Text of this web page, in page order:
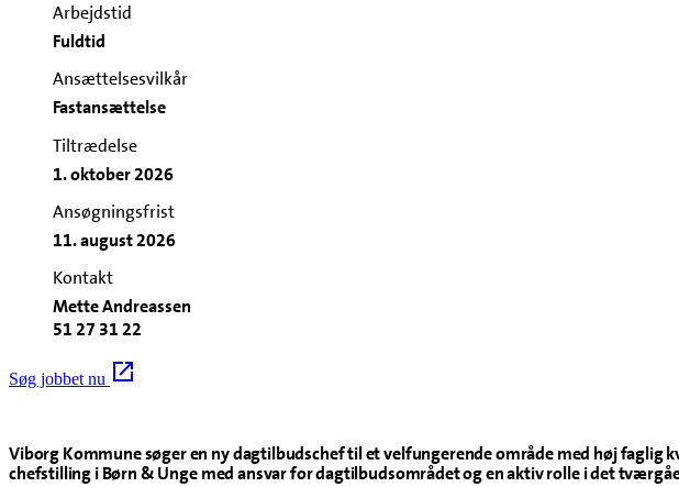
Arbejdstid
Fuldtid
Ansættelsesvilkår
Fastansættelse
Tiltrædelse
1. oktober 2026
Ansøgningsfrist
11. august 2026
Kontakt
Mette Andreassen
51 27 31 22
Søg jobbet nu
Viborg Kommune søger en ny dagtilbudschef til et velfungerende område med høj
chefstilling i Børn & Unge med ansvar for dagtilbudsområdet og en aktiv rolle i det